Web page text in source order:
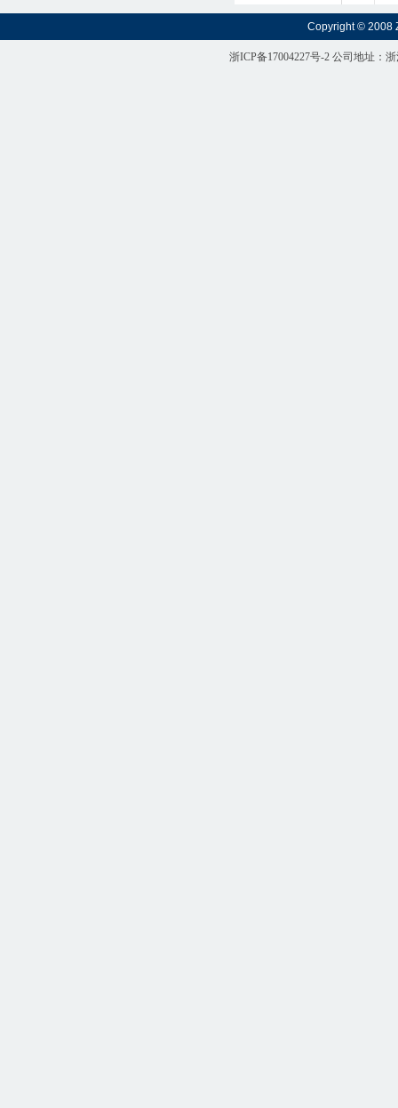
Copyright © 2008
浙ICP备17004227号-2 公司地址：